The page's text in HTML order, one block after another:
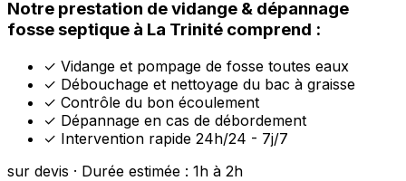
Notre prestation de vidange & dépannage
fosse septique à La Trinité comprend :
✓ Vidange et pompage de fosse toutes eaux
✓ Débouchage et nettoyage du bac à graisse
✓ Contrôle du bon écoulement
✓ Dépannage en cas de débordement
✓ Intervention rapide 24h/24 - 7j/7
sur devis · Durée estimée : 1h à 2h